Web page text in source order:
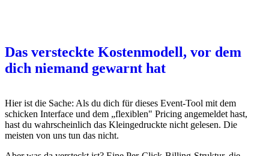
Das versteckte Kostenmodell, vor dem
dich niemand gewarnt hat
Hier ist die Sache: Als du dich für dieses Event-Tool mit dem
schicken Interface und dem „flexiblen" Pricing angemeldet hast,
hast du wahrscheinlich das Kleingedruckte nicht gelesen. Die
meisten von uns tun das nicht.